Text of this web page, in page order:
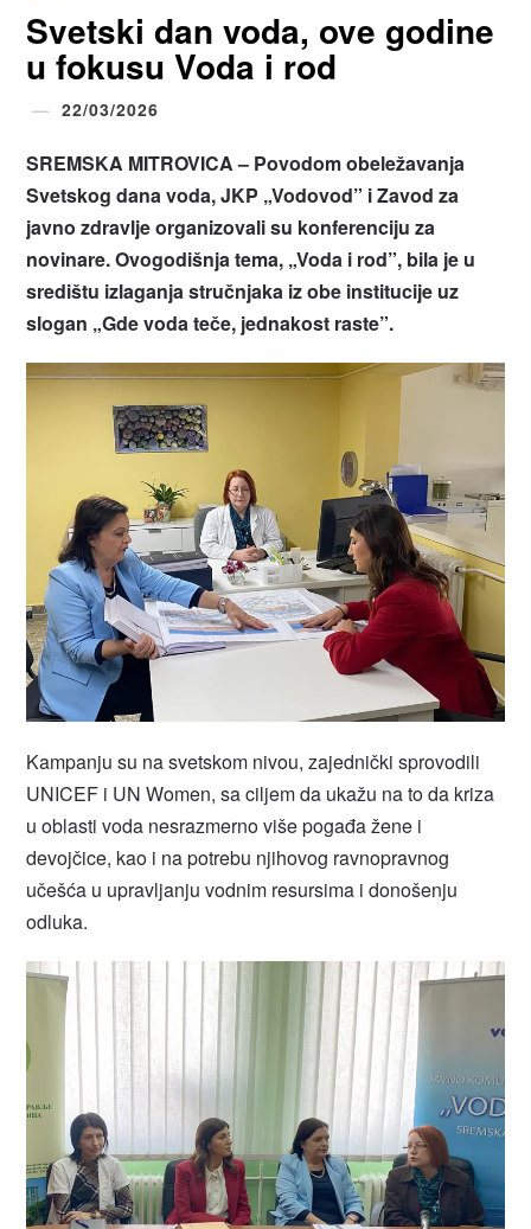
Svetski dan voda, ove godine
u fokusu Voda i rod
22/03/2026
SREMSKA MITROVICA – Povodom obeležavanja
Svetskog dana voda, JKP „Vodovod” i Zavod za
javno zdravlje organizovali su konferenciju za
novinare. Ovogodišnja tema, „Voda i rod”, bila je u
središtu izlaganja stručnjaka iz obe institucije uz
slogan „Gde voda teče, jednakost raste”.
Kampanju su na svetskom nivou, zajednički sprovodili
UNICEF i UN Women, sa ciljem da ukažu na to da kriza
u oblasti voda nesrazmerno više pogađa žene i
devojčice, kao i na potrebu njihovog ravnopravnog
učešća u upravljanju vodnim resursima i donošenju
odluka.